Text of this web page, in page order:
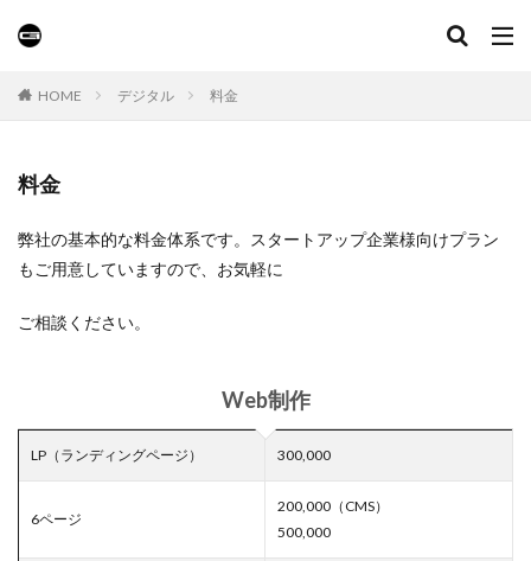
HOME デジタル 料金
料金
弊社の基本的な料金体系です。スタートアップ企業様向けプラン
もご用意していますので、お気軽に
ご相談ください。
Web制作
LP（ランディングページ） 300,000
6ページ
200,000（CMS）
500,000